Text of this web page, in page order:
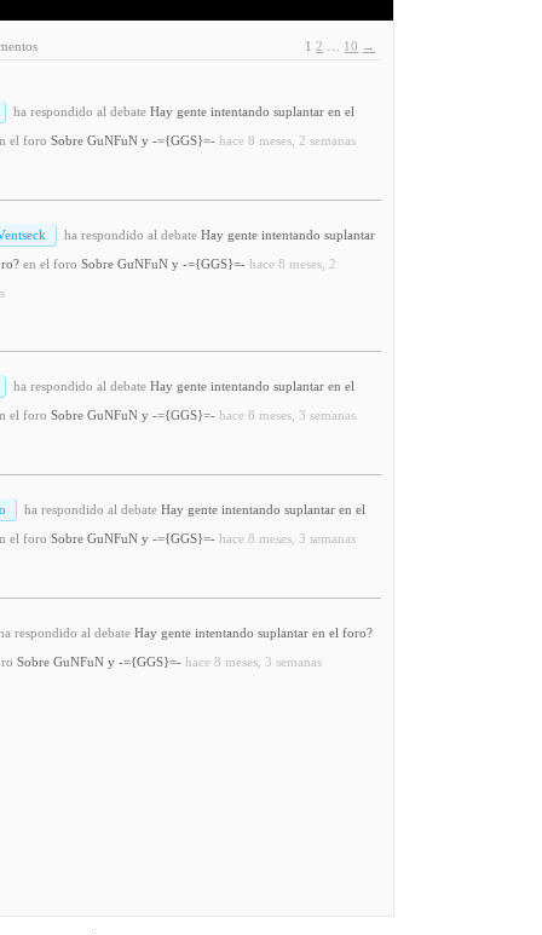
1 2 10 →
ha respondido al debate Hay gente intentando suplantar en el
el foro Sobre GuNFuN y -={GGS}=- hace 8 meses, 2 semanas
ha respondido al debate Hay gente intentando suplantar
en el foro Sobre GuNFuN y -={GGS}=- hace 8 meses, 2
ha respondido al debate Hay gente intentando suplantar en el
el foro Sobre GuNFuN y -={GGS}=- hace 8 meses, 3 semanas
ha respondido al debate Hay gente intentando suplantar en el
el foro Sobre GuNFuN y -={GGS}=- hace 8 meses, 3 semanas
respondido al debate Hay gente intentando suplantar en el foro?
Sobre GuNFuN y -={GGS}=- hace 8 meses, 3 semanas